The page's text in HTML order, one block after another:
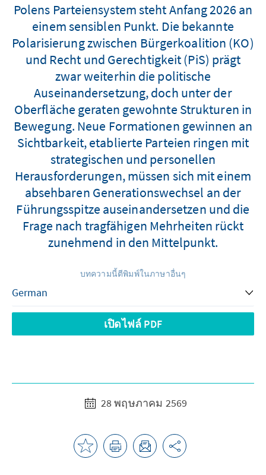
Polens Parteiensystem steht Anfang 2026 an
einem sensiblen Punkt. Die bekannte
Polarisierung zwischen Bürgerkoalition (KO)
und Recht und Gerechtigkeit (PiS) prägt
zwar weiterhin die politische
Auseinandersetzung, doch unter der
Oberfläche geraten gewohnte Strukturen in
Bewegung. Neue Formationen gewinnen an
Sichtbarkeit, etablierte Parteien ringen mit
strategischen und personellen
Herausforderungen, müssen sich mit einem
absehbaren Generationswechsel an der
Führungsspitze auseinandersetzen und die
Frage nach tragfähigen Mehrheiten rückt
zunehmend in den Mittelpunkt.
บทความนี้ตีพิมพ์ในภาษาอื่นๆ
เปิดไฟล์ PDF
28 พฤษภาคม 2569